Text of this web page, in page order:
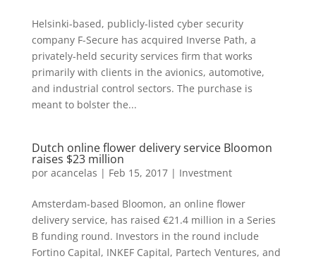
Helsinki-based, publicly-listed cyber security
company F-Secure has acquired Inverse Path, a
privately-held security services firm that works
primarily with clients in the avionics, automotive,
and industrial control sectors. The purchase is
meant to bolster the...
Dutch online flower delivery service Bloomon
raises $23 million
por acancelas | Feb 15, 2017| Investment
Amsterdam-based Bloomon, an online flower
delivery service, has raised €21.4 million in a Series
B funding round. Investors in the round include
Fortino Capital, INKEF Capital, Partech Ventures, and